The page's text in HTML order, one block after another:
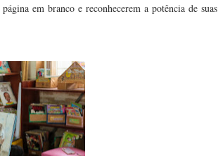
em branco e reconhecerem a potência de suas